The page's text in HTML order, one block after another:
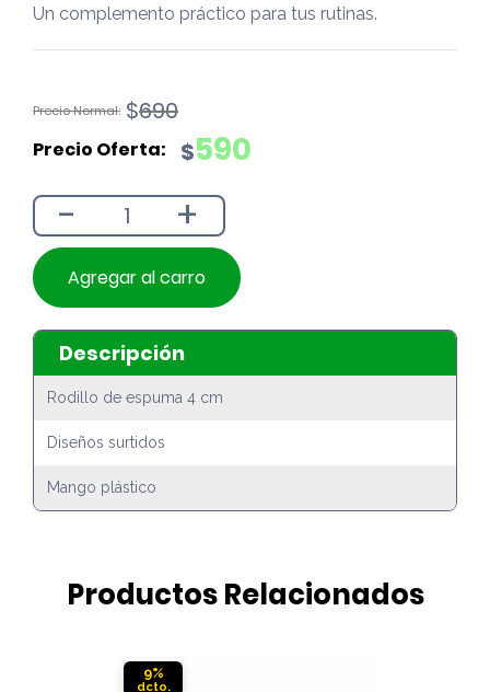
Un complemento práctico para tus rutinas.
$690
El
original
$690.
$590
El
actual
$590.
- +
Agregar al carro
Descripción
Rodillo de espuma 4 cm
Diseños surtidos
Mango plástico
Productos Relacionados
9%